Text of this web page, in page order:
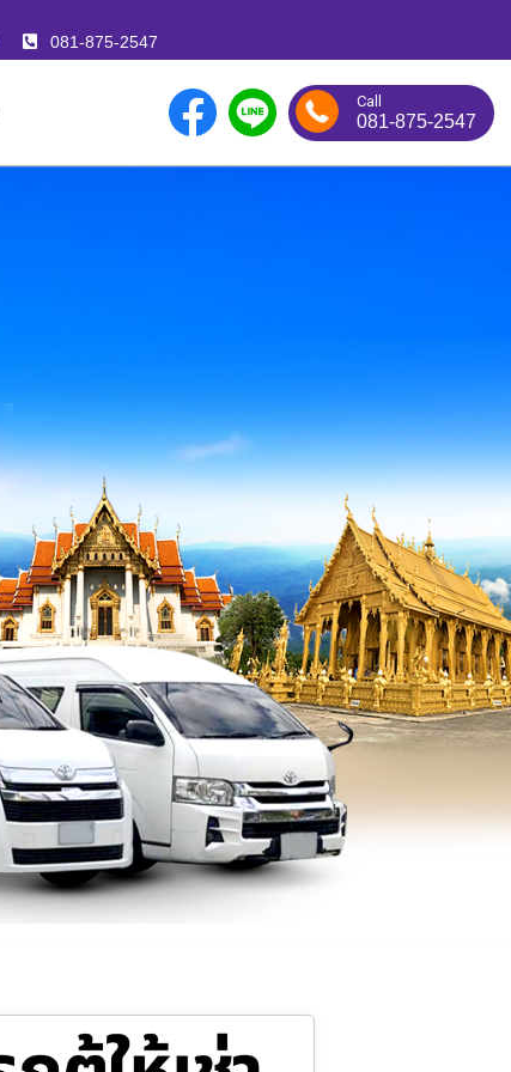
081-875-2547
Call
081-875-2547